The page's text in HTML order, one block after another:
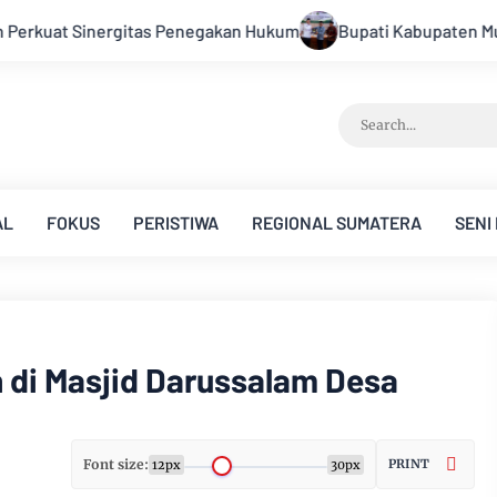
Kabupaten Muarojambi Buka Verifikasi Faktual Calon
FOKUS PERISTIWA REGIONAL SUMATERA SENI
Masjid Darussalam Desa
Font size: 12px 30px PRINT